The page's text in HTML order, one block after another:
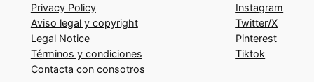
Privacy Policy
Aviso legal y copyright
Legal Notice
Términos y condiciones
Contacta con consotros
Instagram
Twitter/X
Pinterest
Tiktok